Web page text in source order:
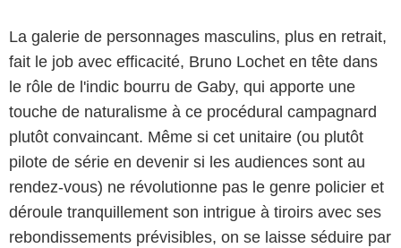
La galerie de personnages masculins, plus en retrait,
fait le job avec efficacité, Bruno Lochet en tête dans
le rôle de l'indic bourru de Gaby, qui apporte une
touche de naturalisme à ce procédural campagnard
plutôt convaincant. Même si cet unitaire (ou plutôt
pilote de série en devenir si les audiences sont au
rendez-vous) ne révolutionne pas le genre policier et
déroule tranquillement son intrigue à tiroirs avec ses
rebondissements prévisibles, on se laisse séduire par